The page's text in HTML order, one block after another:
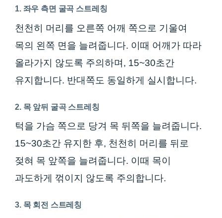
1. 좌우 측면 굴곡 스트레칭
천천히 머리를 오른쪽 어깨 쪽으로 기울여
목의 왼쪽 면을 늘려줍니다. 이때 어깨가 따라
올라가지 않도록 주의하며, 15~30초간
유지합니다. 반대쪽도 동일하게 실시합니다.
2. 목 앞뒤 굴곡 스트레칭
턱을 가슴 쪽으로 당겨 목 뒤쪽을 늘려줍니다.
15~30초간 유지한 후, 천천히 머리를 뒤로
젖혀 목 앞쪽을 늘려줍니다. 이때 목이
과도하게 꺾이지 않도록 주의합니다.
3. 목 회전 스트레칭